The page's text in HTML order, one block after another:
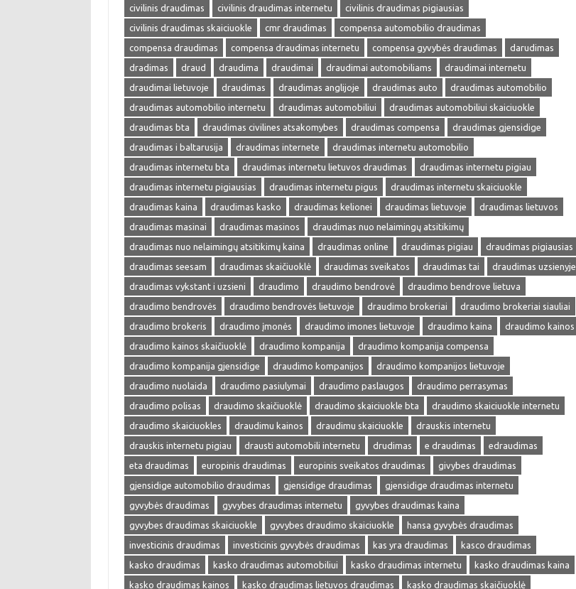
civilinis draudimas
civilinis draudimas internetu
civilinis draudimas pigiausias
civilinis draudimas skaiciuokle
cmr draudimas
compensa automobilio draudimas
compensa draudimas
compensa draudimas internetu compensa gyvybės draudimas
darudimas
dradimas
draud draudima draudimai draudimai automobiliams
draudimai internetu
draudimai lietuvoje
draudimas draudimas anglijoje draudimas auto
draudimas automobilio
draudimas automobilio internetu
draudimas automobiliui
draudimas automobiliui skaiciuokle
draudimas bta
draudimas civilines atsakomybes draudimas compensa
draudimas gjensidige
draudimas i baltarusija
draudimas internete
draudimas internetu automobilio
draudimas internetu bta
draudimas internetu lietuvos draudimas
draudimas internetu pigiau
draudimas internetu pigiausias
draudimas internetu pigus
draudimas internetu skaiciuokle
draudimas kaina
draudimas kasko draudimas kelionei draudimas lietuvoje
draudimas lietuvos
draudimas masinai
draudimas masinos
draudimas nuo nelaimingų atsitikimų
draudimas nuo nelaimingų atsitikimų kaina
draudimas online draudimas pigiau
draudimas pigiausias
draudimas seesam
draudimas skaičiuoklė draudimas sveikatos draudimas tai
draudimas uzsienyje
draudimas vykstant i uzsieni
draudimo draudimo bendrovė
draudimo bendrove lietuva
draudimo bendrovės
draudimo bendrovės lietuvoje draudimo brokeriai
draudimo brokeriai siauliai
draudimo brokeris
draudimo įmonės draudimo imones lietuvoje draudimo kaina
draudimo kainos
draudimo kainos skaičiuoklė
draudimo kompanija
draudimo kompanija compensa
draudimo kompanija gjensidige
draudimo kompanijos
draudimo kompanijos lietuvoje
draudimo nuolaida
draudimo pasiulymai draudimo paslaugos
draudimo perrasymas
draudimo polisas
draudimo skaičiuoklė draudimo skaiciuokle bta
draudimo skaiciuokle internetu
draudimo skaiciuokles
draudimu kainos draudimu skaiciuokle
drauskis internetu
drauskis internetu pigiau
drausti automobili internetu drudimas e draudimas
edraudimas
eta draudimas
europinis draudimas europinis sveikatos draudimas
givybes draudimas
gjensidige automobilio draudimas
gjensidige draudimas
gjensidige draudimas internetu
gyvybės draudimas
gyvybes draudimas internetu
gyvybes draudimas kaina
gyvybes draudimas skaiciuokle
gyvybes draudimo skaiciuokle
hansa gyvybės draudimas
investicinis draudimas
investicinis gyvybės draudimas kas yra draudimas
kasco draudimas
kasko draudimas
kasko draudimas automobiliui kasko draudimas internetu
kasko draudimas kaina
kasko draudimas kainos
kasko draudimas lietuvos draudimas
kasko draudimas skaičiuoklė